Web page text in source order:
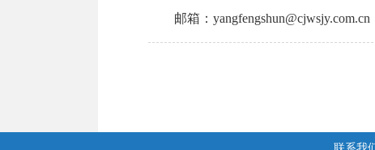
邮箱： yangfengshun@cjwsjy.com.cn